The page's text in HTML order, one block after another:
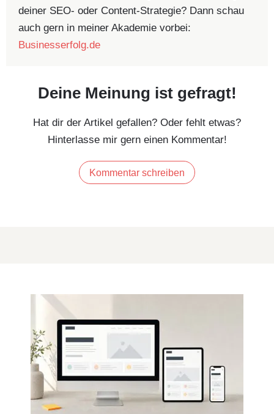
deiner SEO- oder Content-Strategie? Dann schau
auch gern in meiner Akademie vorbei:
Businesserfolg.de
Deine Meinung ist gefragt!
Hat dir der Artikel gefallen? Oder fehlt etwas?
Hinterlasse mir gern einen Kommentar!
Kommentar schreiben